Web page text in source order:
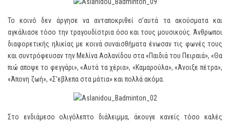
Το κοινό δεν άργησε να ανταποκριθεί σ’αυτά τα ακούσματα και
αγκάλιασε τόσο την τραγουδίστρια όσο και τους μουσικούς. Άνθρωποι
διαφορετικής ηλικίας με κοινά συναισθήματα ένωσαν τις φωνές τους
και συντρόφευσαν την Μελίνα Ασλανίδου στα «Παιδιά του Πειραιά», «Θα
πιώ αποψε το φεγγάρι», «Αυτά τα χέρια», «Καμαρούλα», «Άνοιξε πέτρα»,
«Άπονη ζωή», «Σ’εβλεπα στα μάτια» και πολλά ακόμα.
Στο ενδιάμεσο ολιγόλεπτο διάλειμμα, άκουγε κανείς τόσο καλές